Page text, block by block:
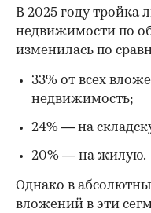
В 2025 году тройка
недвижимости по
изменилась по
33% от всех
недвижимость;
24% — на
20% — на жилую.
Однако в
вложений в эти